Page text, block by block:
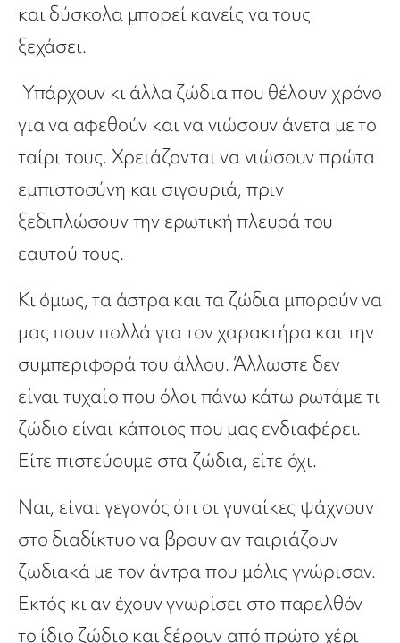
και δύσκολα μπορεί κανείς να τους
ξεχάσει.
Υπάρχουν κι άλλα ζώδια που θέλουν χρόνο
για να αφεθούν και να νιώσουν άνετα με το
ταίρι τους. Χρειάζονται να νιώσουν πρώτα
εμπιστοσύνη και σιγουριά, πριν
ξεδιπλώσουν την ερωτική πλευρά του
εαυτού τους.
Κι όμως, τα άστρα και τα ζώδια μπορούν να
μας πουν πολλά για τον χαρακτήρα και την
συμπεριφορά του άλλου. Άλλωστε δεν
είναι τυχαίο που όλοι πάνω κάτω ρωτάμε τι
ζώδιο είναι κάποιος που μας ενδιαφέρει.
Είτε πιστεύουμε στα ζώδια, είτε όχι.
Ναι, είναι γεγονός ότι οι γυναίκες ψάχνουν
στο διαδίκτυο να βρουν αν ταιριάζουν
ζωδιακά με τον άντρα που μόλις γνώρισαν.
Εκτός κι αν έχουν γνωρίσει στο παρελθόν
το ίδιο ζώδιο και ξέρουν από πρώτο χέρι